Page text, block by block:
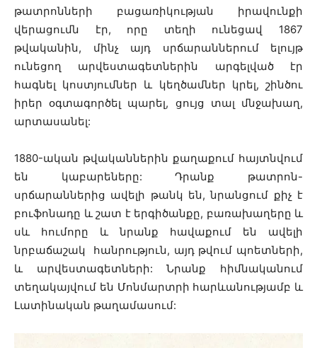
թատրոնների բացառիկության իրավունքի
վերացումն էր, որը տեղի ունեցավ 1867
թվականին, մինչ այդ սրճարաններում ելույթ
ունեցող արվեստագետներին արգելված էր
հագնել կոստյումներ և կեղծամներ կրել, շինծու
իրեր օգտագործել պարել, ցույց տալ մնջախաղ,
արտասանել:
1880-ական թվականներին քաղաքում հայտնվում
են կաբարեները: Դրանք թատրոն-
սրճարաններից ավելի թանկ են, նրանցում քիչ է
բուֆոնադը և շատ է երգիծանքը, բառախաղերը և
սև հումորը և նրանք հավաքում են ավելի
նրբաճաշակ հանրություն, այդ թվում պոետների,
և արվեստագետների: Նրանք հիմնականում
տեղակայվում են Մոնմարտրի հարևանությամբ և
Լատինական թաղամասում: